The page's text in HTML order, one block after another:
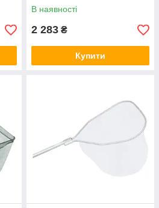
В наявності
2 283 ₴
Купити